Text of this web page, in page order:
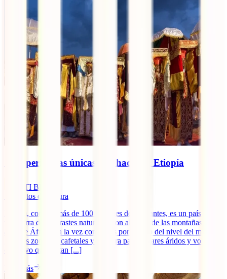
10 experiencias únicas que hacer en Etiopía
IATI Blog
minutos de lectura
Etiopía, con sus más de 100 millones de habitantes, es un país con
una tierra de contrastes naturales, con algunas de las montañas más
altas de África y a la vez con zonas por debajo del nivel del mar,
grandes zonas de cafetales y por otra parte lugares áridos y volcanes
en activo que quitan [...]
Leer más